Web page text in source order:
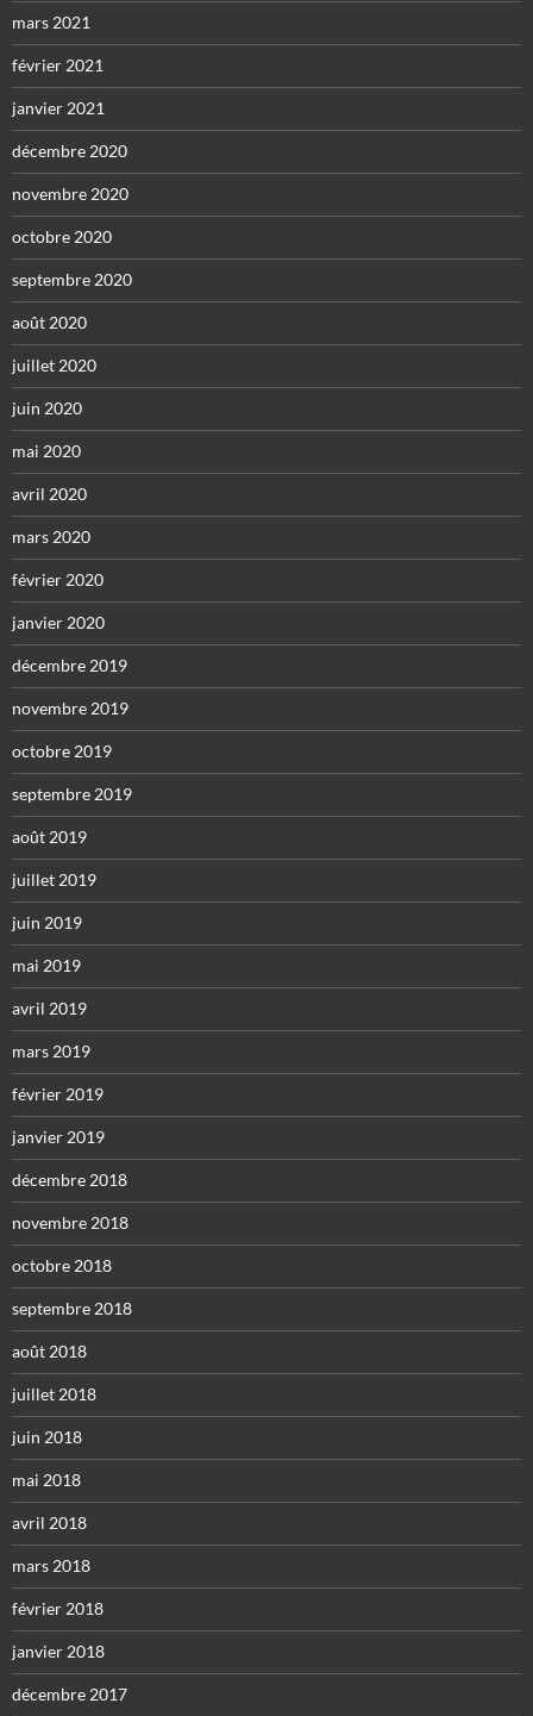
mars 2021
février 2021
janvier 2021
décembre 2020
novembre 2020
octobre 2020
septembre 2020
août 2020
juillet 2020
juin 2020
mai 2020
avril 2020
mars 2020
février 2020
janvier 2020
décembre 2019
novembre 2019
octobre 2019
septembre 2019
août 2019
juillet 2019
juin 2019
mai 2019
avril 2019
mars 2019
février 2019
janvier 2019
décembre 2018
novembre 2018
octobre 2018
septembre 2018
août 2018
juillet 2018
juin 2018
mai 2018
avril 2018
mars 2018
février 2018
janvier 2018
décembre 2017